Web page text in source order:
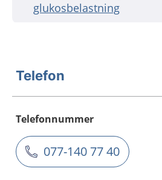
glukosbelastning
Telefon
Telefonnummer
077-140 77 40